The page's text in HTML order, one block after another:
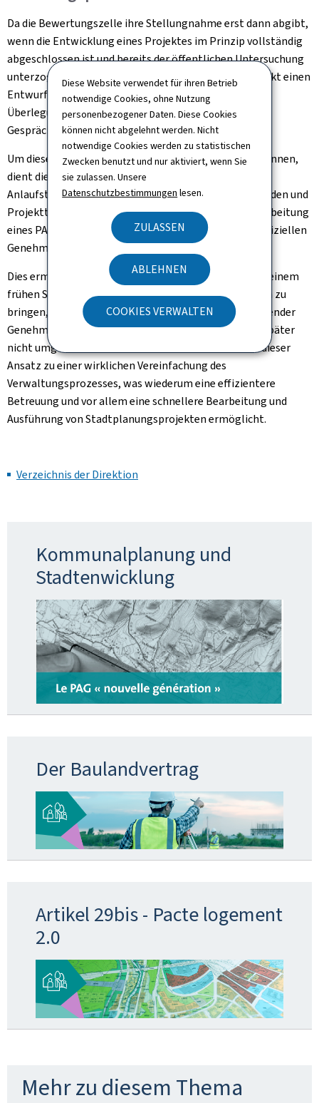
Diese Website verwendet für ihren Betrieb
notwendige Cookies, ohne Nutzung
personenbezogener Daten. Diese Cookies
können nicht abgelehnt werden. Nicht
notwendige Cookies werden zu statistischen
Zwecken benutzt und nur aktiviert, wenn Sie
sie zulassen. Unsere
Datenschutzbestimmungen lesen.
ZULASSEN
ABLEHNEN
COOKIES VERWALTEN
Da die Bewertungszelle ihre Stellungnahme erst dann abgibt,
wenn die Entwicklung eines Projektes im Prinzip vollständig
abgeschlossen ist und bereits der öffentlichen Untersuchung
unterzogen wurde, ist es schwierig, zu diesem Zeitpunkt einen
Entwurf neu auszurichten, der bereits einer Reihe von
Überlegungen des Projektgestalters oder auch von
Gesprächen mit den zuständigen Behörden unterlag.
Um diesen Problemen wirksam entgegenwirken zu können,
dient die PAP-Beratungsplattform als eine zentrale
Anlaufstelle für die Stadtplanung und soll den Gemeinden und
Projektträgern ermöglichen, sich im Vorfeld der Ausarbeitung
eines PAP beraten zu lassen, bevor der Entwurf der offiziellen
Genehmigungsprozedur unterzogen wird.
Dies ermöglicht es, alle betroffenen Verwaltungen in einem
frühen Stadium der Projektentwicklung an einen Tisch zu
bringen, um zu vermeiden, dass der PAP aufgrund fehlender
Genehmigungen der einen oder anderen Verwaltung später
nicht umgesetzt werden kann. Darüber hinaus führt dieser
Ansatz zu einer wirklichen Vereinfachung des
Verwaltungsprozesses, was wiederum eine effizientere
Betreuung und vor allem eine schnellere Bearbeitung und
Ausführung von Stadtplanungsprojekten ermöglicht.
Verzeichnis der Direktion
Kommunalplanung und
Stadtenwicklung
Der Baulandvertrag
Artikel 29bis - Pacte logement
2.0
Mehr zu diesem Thema